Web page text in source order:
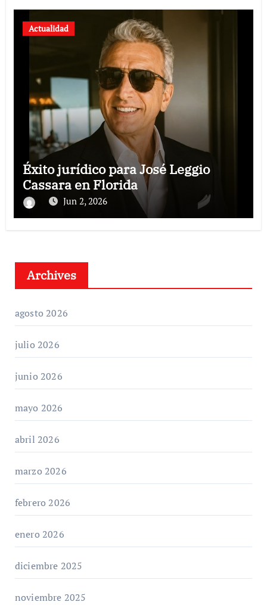
Actualidad
Éxito jurídico para José Leggio
Cassara en Florida
Jun 2, 2026
Archives
agosto 2026
julio 2026
junio 2026
mayo 2026
abril 2026
marzo 2026
febrero 2026
enero 2026
diciembre 2025
noviembre 2025